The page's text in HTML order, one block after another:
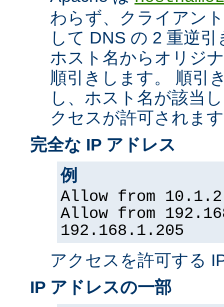
わらず、クライアン
して DNS の 2 重逆
ホスト名からオリジ
順引きします。 順引
し、ホスト名が該当
クセスが許可されま
完全な IP アドレス
例
Allow from
Allow from
192.168.1.205
アクセスを許可する
IP アドレスの一部